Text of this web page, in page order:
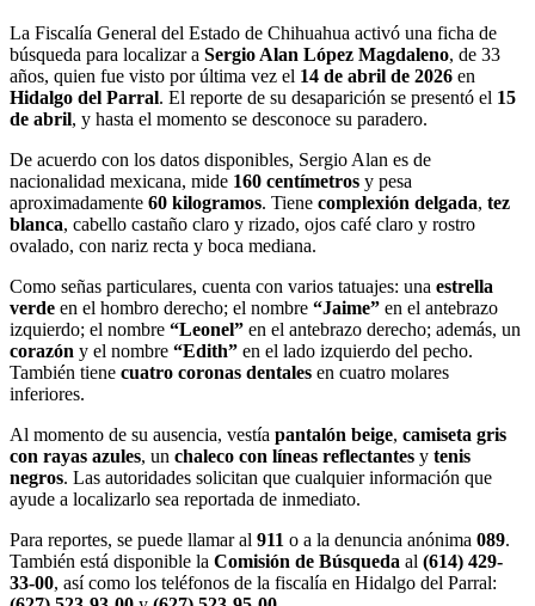
La Fiscalía General del Estado de Chihuahua activó una ficha de
búsqueda para localizar a Sergio Alan López Magdaleno, de 33
años, quien fue visto por última vez el 14 de abril de 2026 en
Hidalgo del Parral. El reporte de su desaparición se presentó el 15
de abril, y hasta el momento se desconoce su paradero.
De acuerdo con los datos disponibles, Sergio Alan es de
nacionalidad mexicana, mide 160 centímetros y pesa
aproximadamente 60 kilogramos. Tiene complexión delgada, tez
blanca, cabello castaño claro y rizado, ojos café claro y rostro
ovalado, con nariz recta y boca mediana.
Como señas particulares, cuenta con varios tatuajes: una estrella
verde en el hombro derecho; el nombre “Jaime” en el antebrazo
izquierdo; el nombre “Leonel” en el antebrazo derecho; además, un
corazón y el nombre “Edith” en el lado izquierdo del pecho.
También tiene cuatro coronas dentales en cuatro molares
inferiores.
Al momento de su ausencia, vestía pantalón beige, camiseta gris
con rayas azules, un chaleco con líneas reflectantes y tenis
negros. Las autoridades solicitan que cualquier información que
ayude a localizarlo sea reportada de inmediato.
Para reportes, se puede llamar al 911 o a la denuncia anónima 089.
También está disponible la Comisión de Búsqueda al (614) 429-
33-00, así como los teléfonos de la fiscalía en Hidalgo del Parral: